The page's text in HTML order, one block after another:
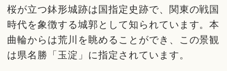
桜が立つ鉢形城跡は国指定史跡で、関東の戦国
時代を象徴する城郭として知られています。本
曲輪からは荒川を眺めることができ、この景観
は県名勝「玉淀」に指定されています。